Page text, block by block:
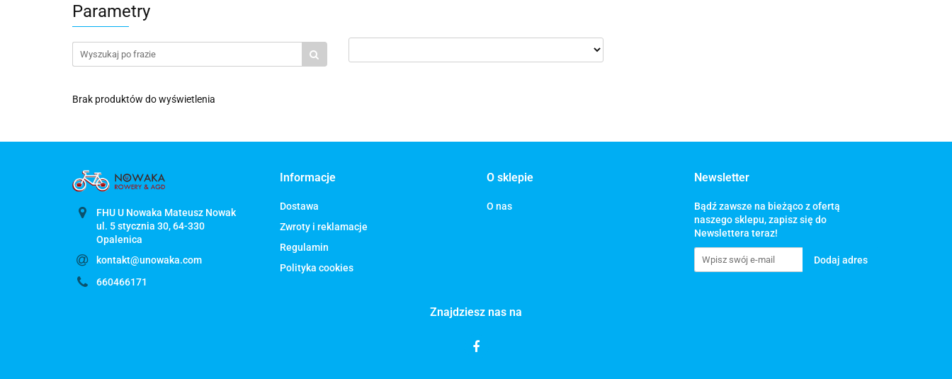
Parametry
Brak produktów do wyświetlenia
FHU U Nowaka Mateusz Nowak
ul. 5 stycznia 30, 64-330
kontakt@unowaka.com
660466171
Informacje
Dostawa
Zwroty i reklamacje
Regulamin
Polityka cookies
O sklepie
O nas
Newsletter
Bądź zawsze na bieżąco z ofertą
naszego sklepu, zapisz się do
Newslettera teraz!
Znajdziesz nas na